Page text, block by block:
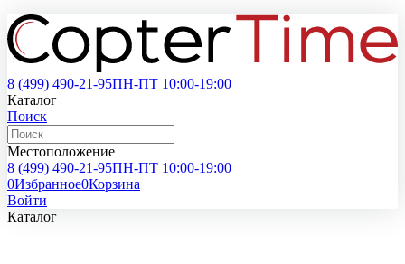
8 (499) 490-21-95ПН-ПТ 10:00-19:00
Каталог
Поиск
Местоположение
8 (499) 490-21-95ПН-ПТ 10:00-19:00
0Избранное0Корзина
Войти
Каталог